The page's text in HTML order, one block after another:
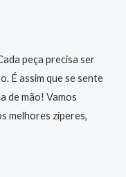
peça precisa ser
É assim que se sente
de mão! Vamos
melhores zíperes,